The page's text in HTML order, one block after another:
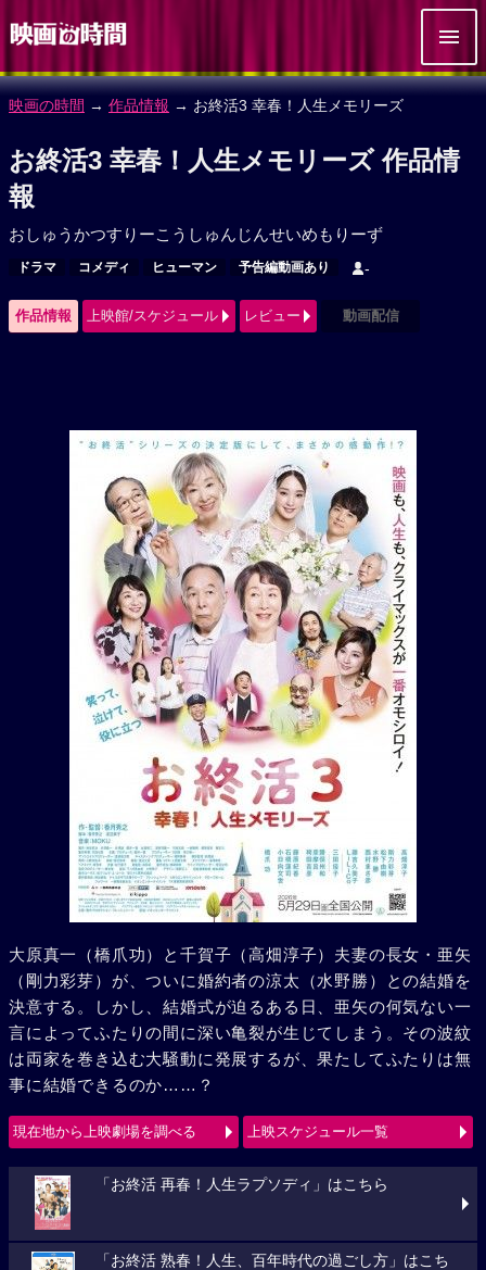
映画の時間 → 作品情報 → お終活3 幸春！人生メモリーズ
お終活3 幸春！人生メモリーズ 作品情
報
おしゅうかつすりーこうしゅんじんせいめもりーず
ドラマ コメディ ヒューマン 予告編動画あり -
作品情報 上映館/スケジュール レビュー 動画配信
大原真一（橋爪功）と千賀子（高畑淳子）夫妻の長女・亜矢
（剛力彩芽）が、ついに婚約者の涼太（水野勝）との結婚を
決意する。しかし、結婚式が迫るある日、亜矢の何気ない一
言によってふたりの間に深い亀裂が生じてしまう。その波紋
は両家を巻き込む大騒動に発展するが、果たしてふたりは無
事に結婚できるのか……？
現在地から上映劇場を調べる 上映スケジュール一覧
「お終活 再春！人生ラプソディ」はこちら
「お終活 熟春！人生、百年時代の過ごし方」はこち